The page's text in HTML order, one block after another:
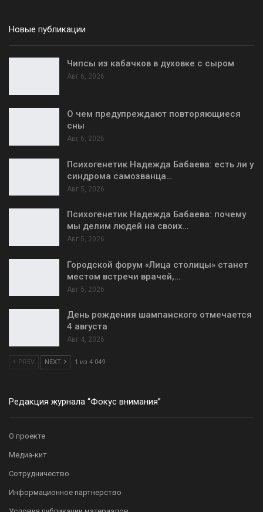
Новые публикации
Чипсы из кабачков в духовке с сыром
Авг 6, 2026
О чем предупреждают повторяющиеся
сны
Авг 6, 2026
Психогенетик Надежда Бабаева: есть ли у
синдрома самозванца…
Авг 5, 2026
Психогенетик Надежда Бабаева: почему
мы делим людей на своих…
Авг 5, 2026
Городской форум «Лица столицы» станет
местом встречи врачей,…
Авг 5, 2026
День рождения шампанского отмечается
4 августа
Авг 4, 2026
PREV NEXT 1 из 4 049
Редакция журнала “Фокус внимания”
О проекте
Медиа-кит
Сотрудничество
Информационное партнерство